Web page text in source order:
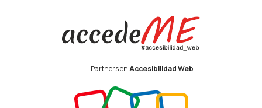
Partners enAccesibilidad Web